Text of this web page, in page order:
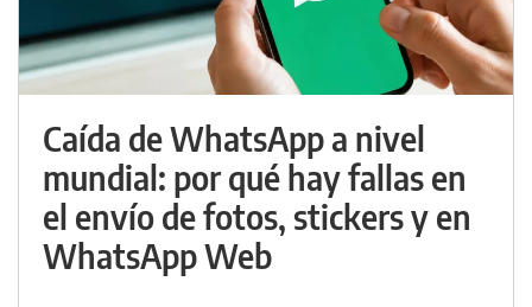
Caída de WhatsApp a nivel
mundial: por qué hay fallas en
el envío de fotos, stickers y en
WhatsApp Web